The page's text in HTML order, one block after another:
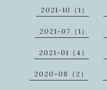
2021-10（1）
2021-07（1）
2021-01（4）
2020-08（2）